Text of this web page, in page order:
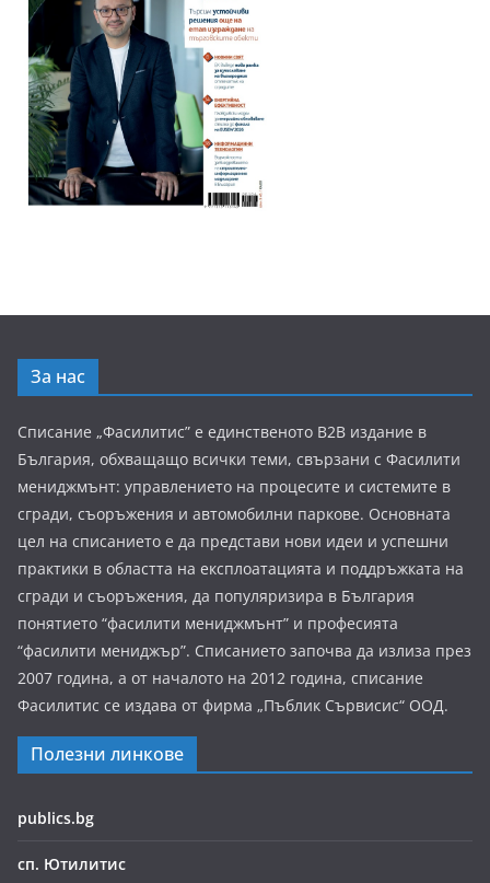
За нас
Списание „Фасилитис” е единственото B2B издание в
България, обхващащо всички теми, свързани с Фасилити
мениджмънт: управлението на процесите и системите в
сгради, съоръжения и автомобилни паркове. Основната
цел на списанието е да представи нови идеи и успешни
практики в областта на експлоатацията и поддръжката на
сгради и съоръжения, да популяризира в България
понятието “фасилити мениджмънт” и професията
“фасилити мениджър”. Списанието започва да излиза през
2007 година, а от началото на 2012 година, списание
Фасилитис се издава от фирма „Пъблик Сървисис“ ООД.
Полезни линкове
publics.bg
сп. Ютилитис